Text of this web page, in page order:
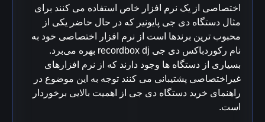
اختصاصی از یک نرم افزار خاص استفاده می کنند برای
مثال دستگاه دی جی پایونیر که در حال حاضر یکی از
محبوب ترین برندها است از نرم افزار اختصاصی خود به
نام رکوردباکس دی جی recordbox dj بهره می‌برد.
بسیاری از دستگاه ها وجود دارند که از نرم افزارهای
غیراختصاصی پشتیبانی می کنند توجه به این موضوع در
راهنمای خرید دستگاه دی جی از اهمیت بالایی برخوردار
است.